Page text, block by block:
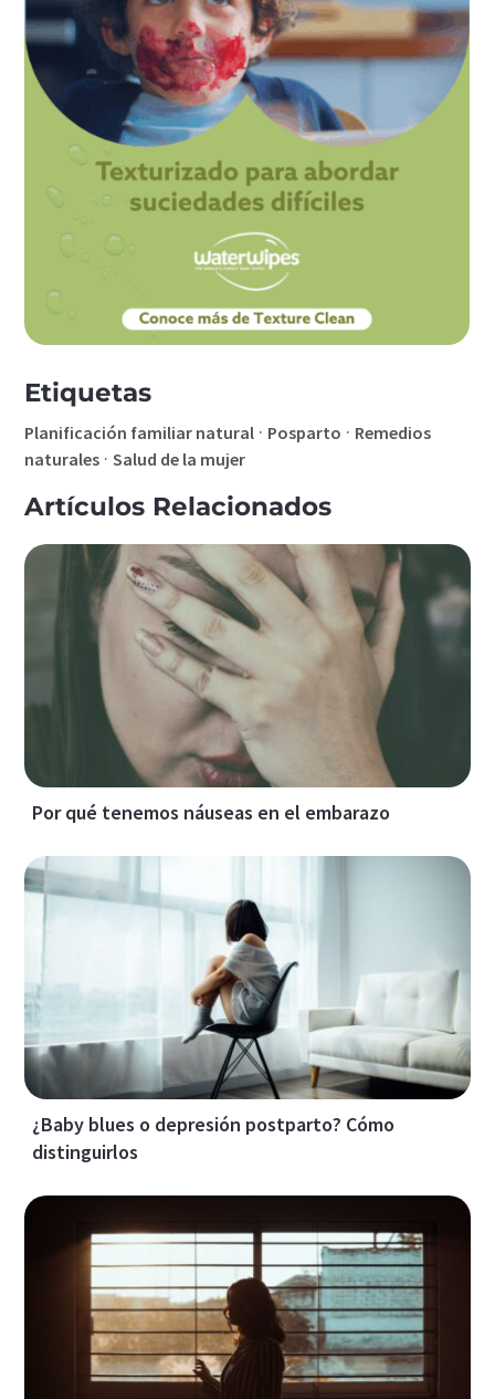
Etiquetas
Planificación familiar natural · Posparto · Remedios
naturales ·Salud de la mujer
Artículos Relacionados
Por qué tenemos náuseas en el embarazo
¿Baby blues o depresión postparto? Cómo
distinguirlos